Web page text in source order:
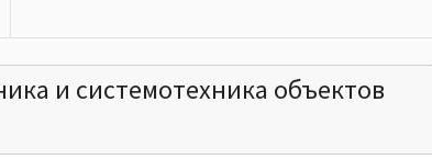
и системотехника объектов